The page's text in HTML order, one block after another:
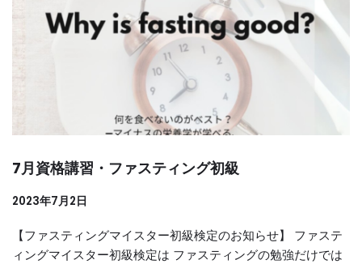
7月資格講習・ファスティング初級
2023年7月2日
【ファスティングマイスター初級検定のお知らせ】 ファステ
ィングマイスター初級検定は ファスティングの勉強だけでは